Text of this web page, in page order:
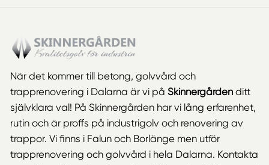
När det kommer till betong, golvvård och
trapprenovering i Dalarna är vi på Skinnergårdenditt
självklara val! På Skinnergården har vi lång erfarenhet,
rutin och är proffs på industrigolv och renovering av
trappor. Vi finns i Falun och Borlänge men utför
trapprenovering och golvvård i hela Dalarna. Kontakta